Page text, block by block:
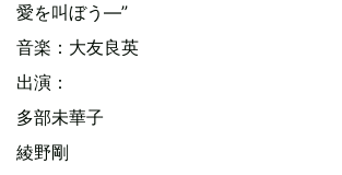
愛を叫ぼう―”
音楽：大友良英
出演：
多部未華子
綾野剛